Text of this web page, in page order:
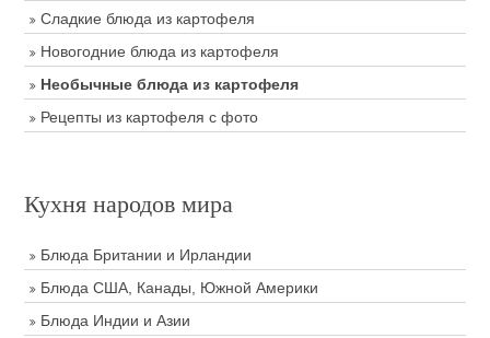
Сладкие блюда из картофеля
Новогодние блюда из картофеля
Необычные блюда из картофеля
Рецепты из картофеля с фото
Кухня народов мира
Блюда Британии и Ирландии
Блюда США, Канады, Южной Америки
Блюда Индии и Азии